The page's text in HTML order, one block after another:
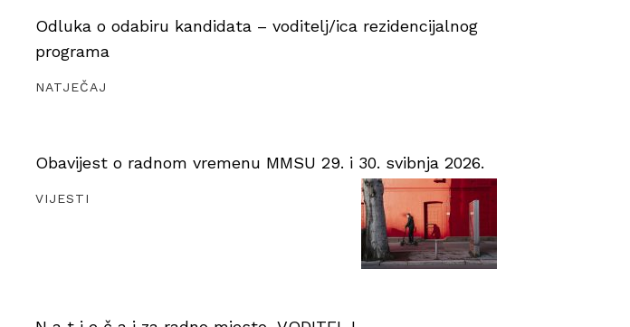
Odluka o odabiru kandidata – voditelj/ica rezidencijalnog
programa
NATJEČAJ
Obavijest o radnom vremenu MMSU 29. i 30. svibnja 2026.
VIJESTI